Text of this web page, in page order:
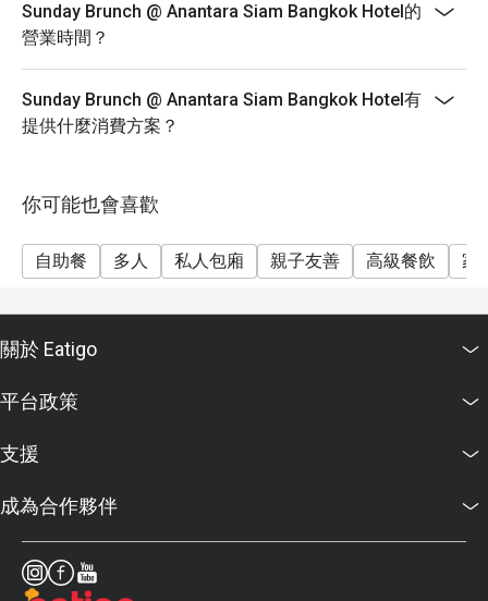
These Promotions cannot be applied in conjunction
with other promotions and discounts.
your discount and seating. If you arrive more than 15
minutes early your reservation is not valid.
with a la carte menu, drinks menu and any other
restaurant’s ongoing promotion. [Premium À La Carte
menu is available from 12:00-13:00 hrs.]
Sunday Brunch @ Anantara Siam Bangkok Hotel的
營業時間？
Sunday Brunch @ Anantara Siam Bangkok Hotel有
提供什麼消費方案？
你可能也會喜歡
自助餐 多人 私人包廂 親子友善 高級餐飲 家
關於 Eatigo
平台政策
支援
成為合作夥伴